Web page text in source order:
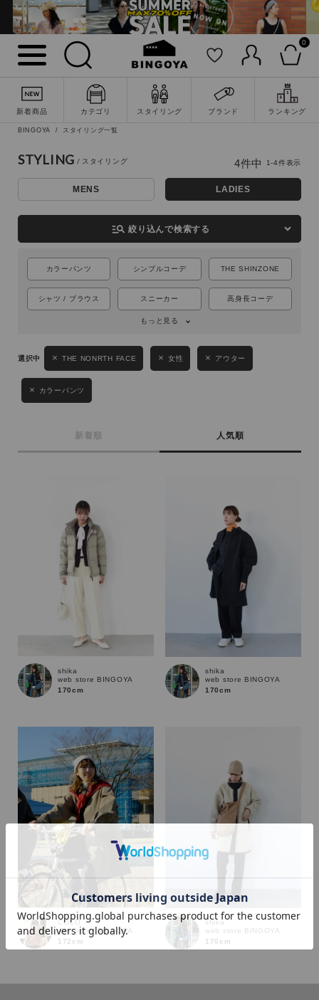
0
新着商品 カテゴリ スタイリング ブランド ランキング
詳細検索
キーワード
MENS KIDS
カラー
BINGOYA スタイリング一覧
STYLING
MENS LADIES
manage_search 絞り込んで検索する
カラーパンツ シンプルコーデ THE SHINZONE
シャツ / ブラウス スニーカー 高身長コーデ
もっと見る
THE NONRTH FACE 女性 アウター
カラーパンツ
新着順 人気順
4件中 1-4件表示
shika
web store BINGOYA
170cm
shika
web store BINGOYA
170cm
COCO
web store BINGOYA
172cm
shika
web store BINGOYA
170cm